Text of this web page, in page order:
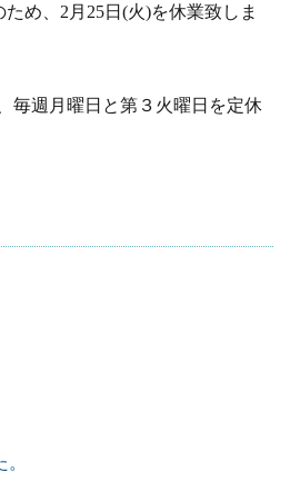
め、2月25日(火)を休業致しま
毎週月曜日と第３火曜日を定休